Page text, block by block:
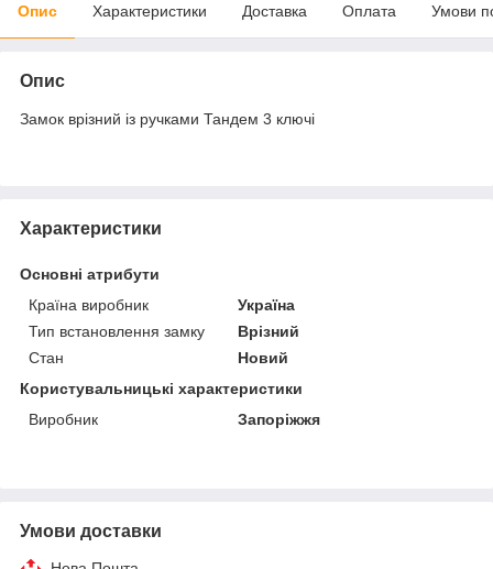
Опис Характеристики Доставка Оплата Умови
Опис
Замок врізний із ручками Тандем 3 ключі
Характеристики
Основні атрибути
Країна виробник
Україна
Тип встановлення замку
Врізний
Стан
Новий
Користувальницькі характеристики
Виробник
Запоріжжя
Умови доставки